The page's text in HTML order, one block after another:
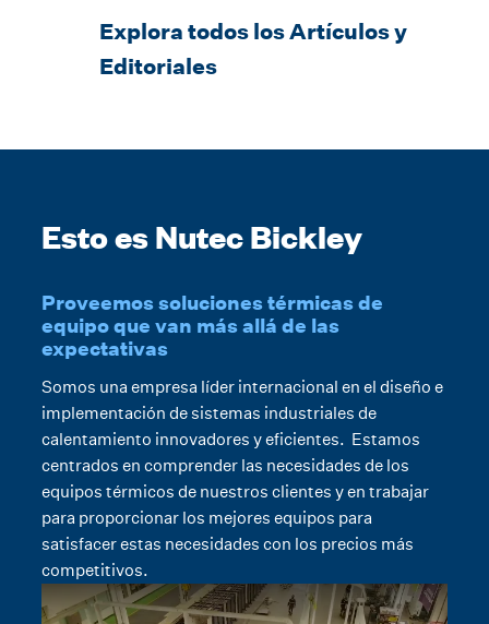
Explora todos los Artículos y
Editoriales
Esto es Nutec Bickley
Proveemos soluciones térmicas de
equipo que van más allá de las
expectativas
Somos una empresa líder internacional en el diseño e
implementación de sistemas industriales de
calentamiento innovadores y eficientes. Estamos
centrados en comprender las necesidades de los
equipos térmicos de nuestros clientes y en trabajar
para proporcionar los mejores equipos para
satisfacer estas necesidades con los precios más
competitivos.